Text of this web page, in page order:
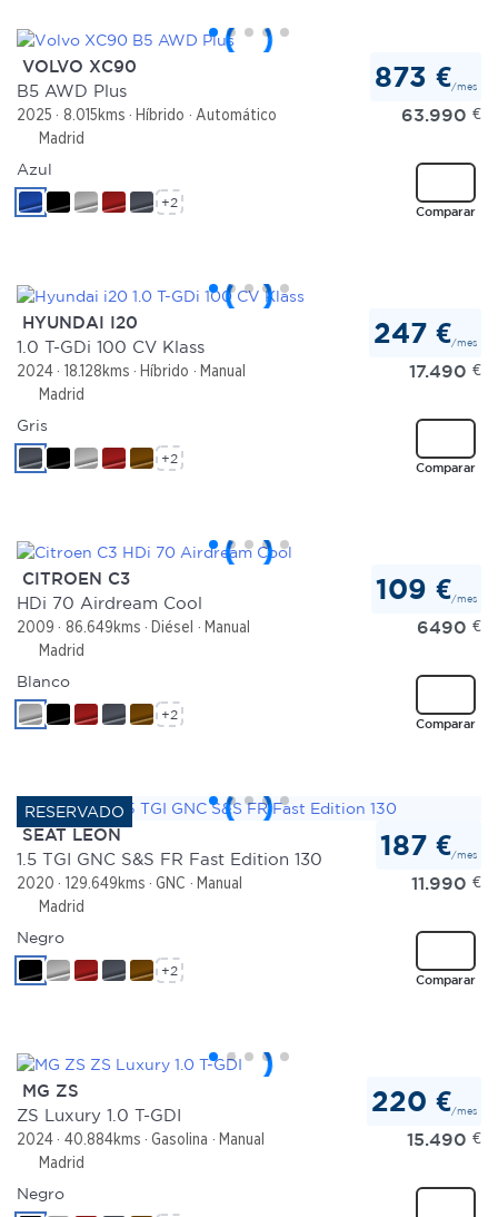
VOLVO XC90
B5 AWD Plus
2025 8.015kms Híbrido
Automático
Madrid
873 €/mes
63.990 €
Comparar
Azul
+2
HYUNDAI I20
1.0 T-GDi 100 CV Klass
2024 18.128kms Híbrido
Manual
Madrid
247 €/mes
17.490 €
Comparar
Gris
+2
CITROEN C3
HDi 70 Airdream Cool
2009 86.649kms Diésel
Manual
Madrid
109 €/mes
6490 €
Comparar
Blanco
+2
SEAT LEON
1.5 TGI GNC S&S FR Fast Edition 130
2020 129.649kms GNC
Manual
Madrid
187 €/mes
11.990 €
Comparar
Negro
+2
MG ZS
ZS Luxury 1.0 T-GDI
2024 40.884kms Gasolina
Manual
Madrid
220 €/mes
15.490 €
Negro